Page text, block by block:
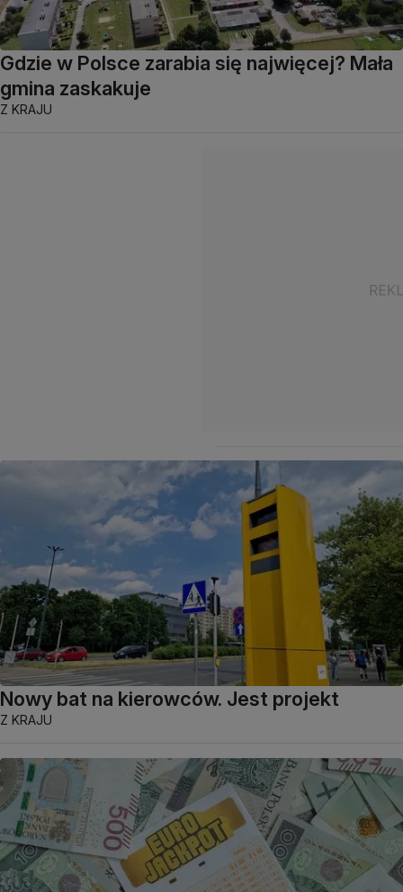
Gdzie w Polsce zarabia się najwięcej? Mała
gmina zaskakuje
Z KRAJU
Nowy bat na kierowców. Jest projekt
Z KRAJU